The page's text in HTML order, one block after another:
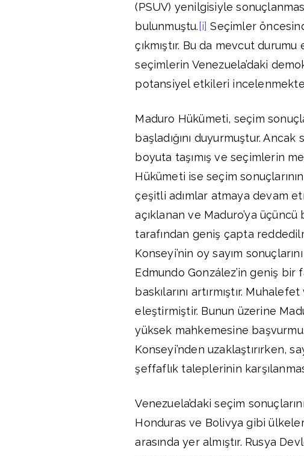
(PSUV) yenilgisiyle
bulunmuştu. [i] Seçimler
çıkmıştır. Bu da mevcut
seçimlerin Venezuela’daki
potansiyel etkileri
Maduro Hükümeti, seçim
başladığını duyurmuştur.
boyuta taşımış ve seçimlerin
Hükümeti ise seçim
çeşitli adımlar atmaya devam
açıklanan ve Maduro’ya
tarafından geniş çapta
Konseyi’nin oy sayım
Edmundo González’in geniş bir
baskılarını artırmıştır.
eleştirmiştir. Bunun üzerine
yüksek mahkemesine
Konseyi’nden uzaklaştırırken,
şeffaflık taleplerinin
Venezuela’daki seçim
Honduras ve Bolivya gibi
arasında yer almıştır. Rusya